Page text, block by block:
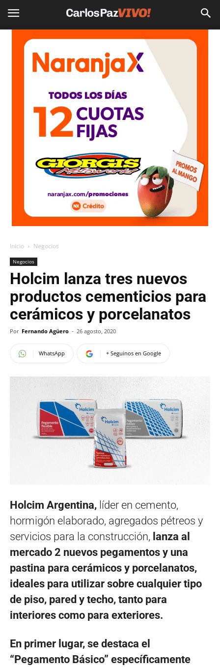
Inicio Negocios
Negocios
Holcim lanza tres nuevos
productos cementicios para
cerámicos y porcelanatos
Por Fernando Agüero - 26 agosto, 2020
WhatsApp + Seguinos en Google
Holcim Argentina, líder en cemento,
hormigón elaborado, agregados pétreos y
servicios para la construcción, lanza al
mercado 2 nuevos pegamentos y una
pastina para cerámicos y porcelanatos,
ideales para utilizar sobre cualquier tipo
de piso, pared y techo, tanto para
interiores como para exteriores.
En primer lugar, se destaca el
“Pegamento Básico” específicamente